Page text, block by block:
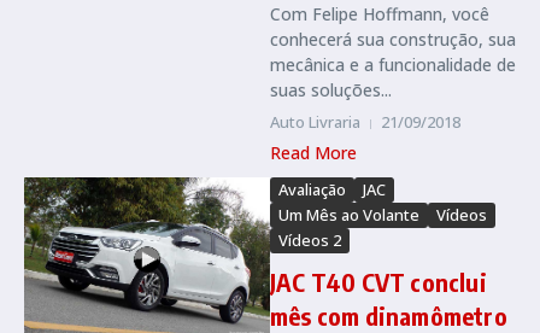
Com Felipe Hoffmann, você
conhecerá sua construção, sua
mecânica e a funcionalidade de
suas soluções...
Auto Livraria 21/09/2018
Read More
Avaliação
JAC
Um Mês ao Volante
Vídeos
Vídeos 2
JAC T40 CVT conclui
mês com dinamômetro